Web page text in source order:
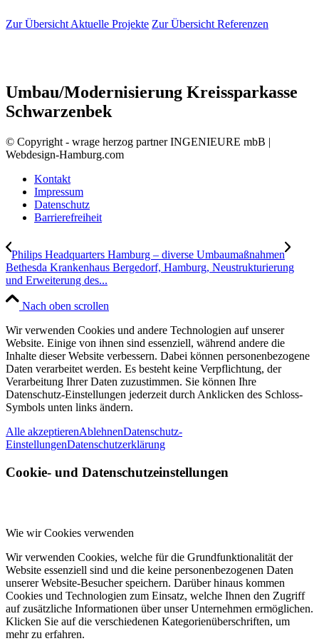
Zur Übersicht Aktuelle Projekte Zur Übersicht Referenzen
Umbau/Modernisierung Kreissparkasse
Schwarzenbek
© Copyright - wrage herzog partner INGENIEURE mbB |
Webdesign-Hamburg.com
Kontakt
Impressum
Datenschutz
Barrierefreiheit
Philips Headquarters Hamburg – diverse Umbaumaßnahmen
Bethesda Krankenhaus Bergedorf, Hamburg, Neustrukturierung
und Erweiterung des...
Nach oben scrollen
Wir verwenden Cookies und andere Technologien auf unserer
Website. Einige von ihnen sind essenziell, während andere die
Inhalte dieser Website verbessern. Dabei können personenbezogene
Daten verarbeitet werden. Es besteht keine Verpflichtung, der
Verarbeitung Ihrer Daten zuzustimmen. Sie können Ihre
Datenschutz-Einstellungen jederzeit durch Anklicken des Schloss-
Symbols unten links ändern.
Alle akzeptierenAblehnenDatenschutz-
EinstellungenDatenschutzerklärung
Cookie- und Datenschutzeinstellungen
Wie wir Cookies verwenden
Wir verwenden Cookies, welche für die Grundfunktionalität der
Website essenziell sind und die keine personenbezogenen Daten
unserer Website-Besucher speichern. Darüber hinaus kommen
Cookies und Technologien zum Einsatz, welche Ihnen den Zugriff
auf zusätzliche Informationen über unser Unternehmen ermöglichen.
Klicken Sie auf die verschiedenen Kategorienüberschriften, um
mehr zu erfahren.